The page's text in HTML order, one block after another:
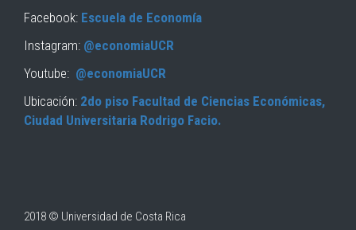
Facebook: Escuela de Economía
Instagram: @economiaUCR
Youtube: @economiaUCR
Ubicación: 2do piso Facultad de Ciencias Económicas,
Ciudad Universitaria Rodrigo Facio.
2018 © Universidad de Costa Rica